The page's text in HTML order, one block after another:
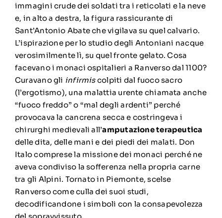
immagini crude dei soldati tra i reticolati e la neve
e, in alto a destra, la figura rassicurante di
Sant’Antonio Abate che vigilava su quel calvario.
L’ispirazione per lo studio degli Antoniani nacque
verosimilmente lì, su quel fronte gelato. Cosa
facevano i monaci ospitalieri a Ranverso dal 1100?
Curavano gli infirmiscolpiti dal fuoco sacro
(l’ergotismo), una malattia urente chiamata anche
“fuoco freddo” o “mal degli ardenti” perché
provocava la cancrena secca e costringeva i
chirurghi medievali all’amputazione terapeutica
delle dita, delle mani e dei piedi dei malati. Don
Italo comprese la missione dei monaci perché ne
aveva condiviso la sofferenza nella propria carne
tra gli Alpini. Tornato in Piemonte, scelse
Ranverso come culla dei suoi studi,
decodificandone i simboli con la consapevolezza
del sopravvissuto.